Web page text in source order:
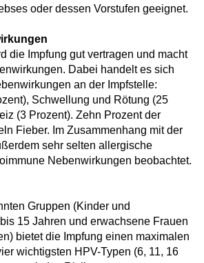
oder dessen Vorstufen geeignet.
die Impfung gut vertragen und macht
Dabei handelt es sich
an der Impfstelle:
Schwellung und Rötung (25
(3 Prozent). Zehn Prozent der
Fieber. Im Zusammenhang mit der
sehr selten allergische
Nebenwirkungen beobachtet.
Gruppen (Kinder und
15 Jahren und erwachsene Frauen
bietet die Impfung einen maximalen
wichtigsten HPV-Typen (6, 11, 16